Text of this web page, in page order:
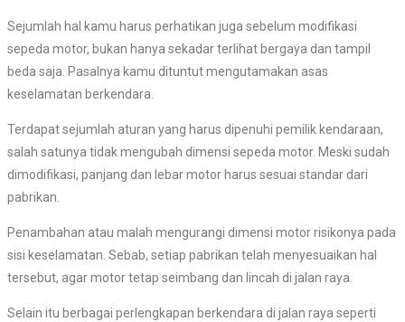
Sejumlah hal kamu harus perhatikan juga sebelum modifikasi
sepeda motor, bukan hanya sekadar terlihat bergaya dan tampil
beda saja. Pasalnya kamu dituntut mengutamakan asas
keselamatan berkendara.
Terdapat sejumlah aturan yang harus dipenuhi pemilik kendaraan,
salah satunya tidak mengubah dimensi sepeda motor. Meski sudah
dimodifikasi, panjang dan lebar motor harus sesuai standar dari
pabrikan.
Penambahan atau malah mengurangi dimensi motor risikonya pada
sisi keselamatan. Sebab, setiap pabrikan telah menyesuaikan hal
tersebut, agar motor tetap seimbang dan lincah di jalan raya.
Selain itu berbagai perlengkapan berkendara di jalan raya seperti